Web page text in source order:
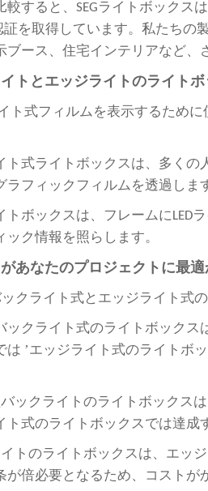
すると、SEGライトボックス
証を取得しています。私たち
ブース、住宅インテリアなど、
トとエッジライトのライトボ
ト式フィルムを表示するため
ト式ライトボックスは、多く
ラフィックフィルムを透過しま
トボックスは、フレームにLED
ク情報を照らします。
あなたのプロジェクトに最適
クライト式とエッジライト式
ックライト式のライトボック
は ’エッジライト式のライトボ
ックライトのライトボックス
式のライトボックスでは達成
トのライトボックスは、エッ
倍必要となるため、コストが